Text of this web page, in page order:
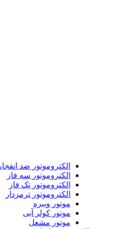
الکتروموتور ضد انفجار
الکتروموتور سه فاز
الکتروموتور تک فاز
الکتروموتور ترمزدار
موتور ویبره
موتور کولر آبی
موتور مشعل